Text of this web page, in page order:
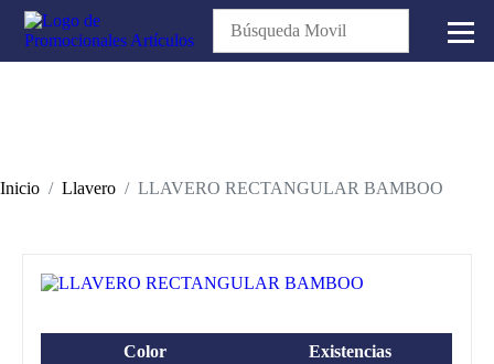
Inicio Llavero LLAVERO RECTANGULAR BAMBOO
Color Existencias